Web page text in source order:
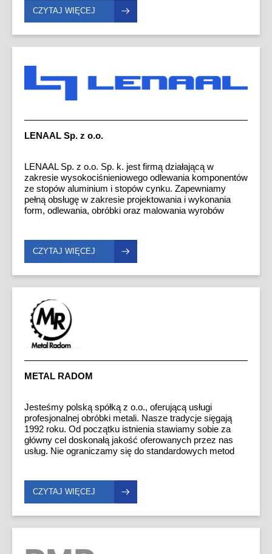
i partnerskich standardach współpracy.
opracowanie i wyprodukowanie detali o
skomplikowanych kształtach, oraz niskich tolerancjach
poniżej 0,02mm Przeważająca cześć produkcji, to
produkcja średnio seryjna, jak również wykonawstwo
detali pojedynczych. Toczymy i frezujemy: stale
aluminium, mosiądz, brąz, odkuwki, odlewy oraz
tworzyw sztucznych.
CZYTAJ WIĘCEJ
LENAAL Sp. z o.o.
LENAAL Sp. z o.o. Sp. k. jest firmą działającą w
zakresie wysokociśnieniowego odlewania komponentów
ze stopów aluminium i stopów cynku. Zapewniamy
pełną obsługę w zakresie projektowania i wykonania
form, odlewania, obróbki oraz malowania wyrobów
CZYTAJ WIĘCEJ
METAL RADOM
Jesteśmy polską spółką z o.o., oferującą usługi
profesjonalnej obróbki metali. Nasze tradycje sięgają
1992 roku. Od początku istnienia stawiamy sobie za
główny cel doskonałą jakość oferowanych przez nas
usług. Nie ograniczamy się do standardowych metod
technologicznych. Wierzymy, że rzetelność i innowacja
są podstawą ciągłego rozwoju. Specjalizujemy się w
wykonywaniu krótkich i bardzo krótkich serii.
CZYTAJ WIĘCEJ